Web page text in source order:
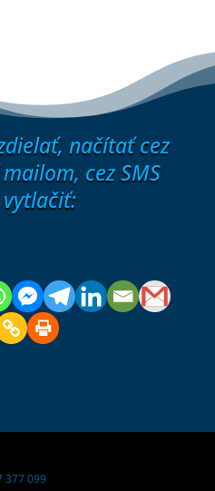
načítať cez
cez SMS
377 099